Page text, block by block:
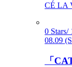
CÉ LA
0 Stars/
08.09
「